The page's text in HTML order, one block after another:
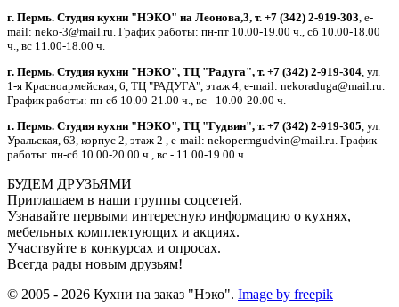
г. Пермь. Студия кухни "НЭКО" на Леонова,3, т. +7 (342) 2-919-303, e-
mail: neko-3@mail.ru. График работы: пн-пт 10.00-19.00 ч., сб 10.00-18.00
ч., вс 11.00-18.00 ч.
г. Пермь. Студия кухни "НЭКО", ТЦ "Радуга", т. +7 (342) 2-919-304, ул.
1-я Красноармейская, 6, ТЦ "РАДУГА", этаж 4, e-mail: nekoraduga@mail.ru.
График работы: пн-cб 10.00-21.00 ч., вс - 10.00-20.00 ч.
г. Пермь. Студия кухни "НЭКО", ТЦ "Гудвин", т. +7 (342) 2-919-305, ул.
Уральская, 63, корпус 2, этаж 2 , e-mail: nekopermgudvin@mail.ru. График
работы: пн-cб 10.00-20.00 ч., вс - 11.00-19.00 ч
БУДЕМ ДРУЗЬЯМИ
Приглашаем в наши группы соцсетей.
Узнавайте первыми интересную информацию о кухнях,
мебельных комплектующих и акциях.
Участвуйте в конкурсах и опросах.
Всегда рады новым друзьям!
© 2005 - 2026 Кухни на заказ "Нэко". Image by freepik